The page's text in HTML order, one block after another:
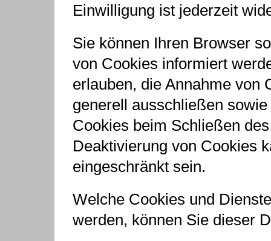
Einwilligung ist jederzeit
Sie können Ihren Browser
von Cookies informiert
erlauben, die Annahme von
generell ausschließen
Cookies beim Schließen
Deaktivierung von Cookies
eingeschränkt sein.
Welche Cookies und
werden, können Sie dieser